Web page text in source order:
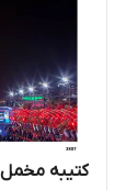
کتیبه مخمل